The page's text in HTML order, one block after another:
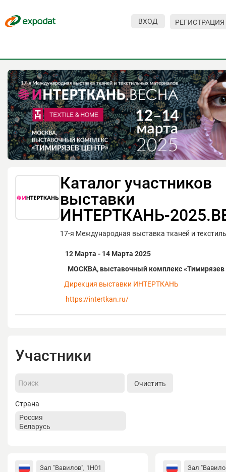
ВХОД РЕГИСТРАЦИЯ
Каталог участников
выставки
ИНТЕРТКАНЬ-
17-я Международная выставка тканей и
12 Марта - 14 Марта 2025
МОСКВА, выставочный комплекс «Тимирязев
Дирекция выставки ИНТЕРТКАНЬ
https://intertkan.ru/
Участники
Очистить
Страна
Зал "Вавилов", 1H01 Зал
О сервисе
Организациям
Контакты
Организаторам
Посетителям